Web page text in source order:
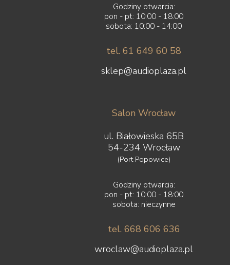
Godziny otwarcia:
pon - pt: 10:00 - 18:00
sobota: 10:00 - 14:00
tel. 61 649 60 58
sklep@audioplaza.pl
Salon Wrocław
ul. Białowieska 65B
54-234 Wrocław
(Port Popowice)
Godziny otwarcia:
pon - pt: 10:00 - 18:00
sobota: nieczynne
tel. 668 606 636
wroclaw@audioplaza.pl